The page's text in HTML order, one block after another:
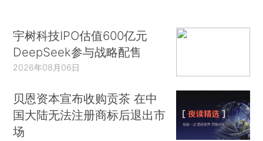
宇树科技IPO估值600亿元
DeepSeek参与战略配售
2026年08月06日
贝恩资本宣布收购贡茶 在中
国大陆无法注册商标后退出市
场